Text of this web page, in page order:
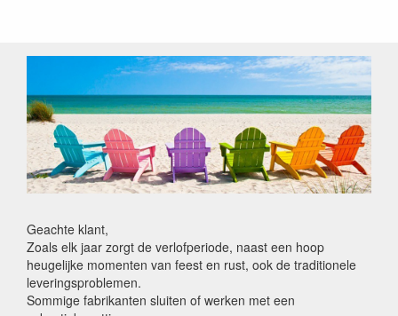
Geachte klant,
Zoals elk jaar zorgt de verlofperiode, naast een hoop
heugelijke momenten van feest en rust, ook de traditionele
leveringsproblemen.
Sommige fabrikanten sluiten of werken met een